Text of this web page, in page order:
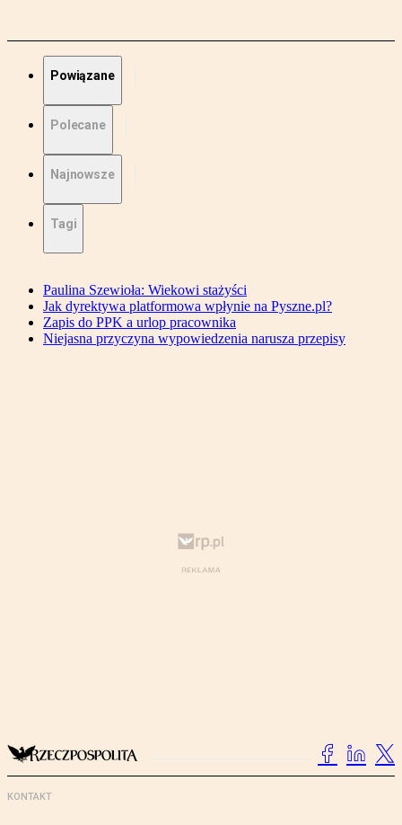
Powiązane
Polecane
Najnowsze
Tagi
Paulina Szewioła: Wiekowi stażyści
Jak dyrektywa platformowa wpłynie na Pyszne.pl?
Zapis do PPK a urlop pracownika
Niejasna przyczyna wypowiedzenia narusza przepisy
KONTAKT